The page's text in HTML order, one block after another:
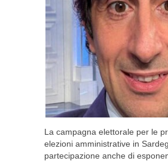
La campagna elettorale per le
elezioni amministrative in
partecipazione anche di